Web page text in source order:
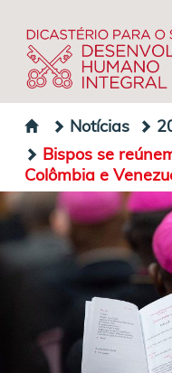
Notícias
Bispos se
Colômbia e